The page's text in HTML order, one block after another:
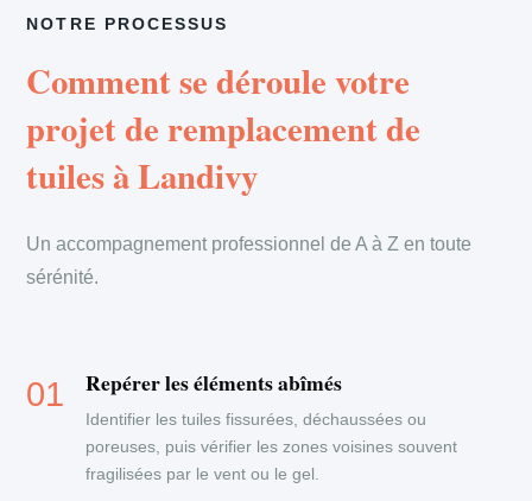
NOTRE PROCESSUS
Comment se déroule votre
projet de remplacement de
tuiles à Landivy
Un accompagnement professionnel de A à Z en toute
sérénité.
Repérer les éléments abîmés
Identifier les tuiles fissurées, déchaussées ou
poreuses, puis vérifier les zones voisines souvent
fragilisées par le vent ou le gel.